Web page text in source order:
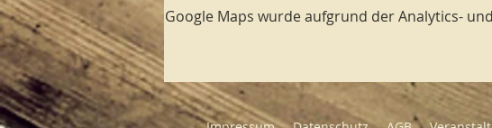
Bitte beachte unsere
Startseite und bei der
https://www.kuyaylorena.com/
Google Maps wurde aufgrund der Analytics-